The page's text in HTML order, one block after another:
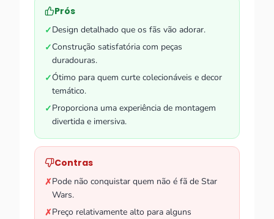
Prós
✓Design detalhado que os fãs vão adorar.
✓Construção satisfatória com peças
duradouras.
✓Ótimo para quem curte colecionáveis e decor
temático.
✓Proporciona uma experiência de montagem
divertida e imersiva.
Contras
✗Pode não conquistar quem não é fã de Star
Wars.
✗Preço relativamente alto para alguns